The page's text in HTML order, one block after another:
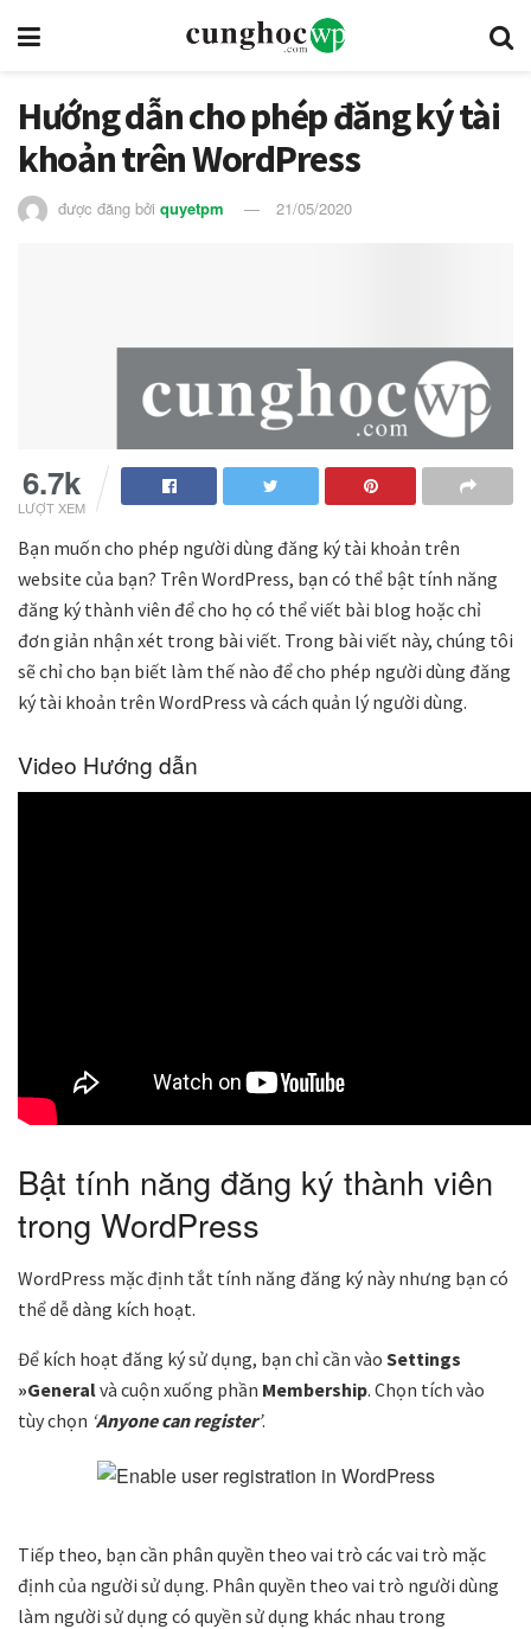
Hướng dẫn cho phép đăng ký tài
khoản trên WordPress
được đăng bởi quyetpm 21/05/2020
6.7k
LƯỢT XEM
Bạn muốn cho phép người dùng đăng ký tài khoản trên
website của bạn? Trên WordPress, bạn có thể bật tính năng
đăng ký thành viên để cho họ có thể viết bài blog hoặc chỉ
đơn giản nhận xét trong bài viết. Trong bài viết này, chúng tôi
sẽ chỉ cho bạn biết làm thế nào để cho phép người dùng đăng
ký tài khoản trên WordPress và cách quản lý người dùng.
Video Hướng dẫn
Bật tính năng đăng ký thành viên
trong WordPress
WordPress mặc định tắt tính năng đăng ký này nhưng bạn có
thể dễ dàng kích hoạt.
Để kích hoạt đăng ký sử dụng, bạn chỉ cần vào Settings
»Generalvà cuộn xuống phần Membership. Chọn tích vào
tùy chọn ‘Anyone can register’.
Tiếp theo, bạn cần phân quyền theo vai trò các vai trò mặc
định của người sử dụng. Phân quyền theo vai trò người dùng
làm người sử dụng có quyền sử dụng khác nhau trong